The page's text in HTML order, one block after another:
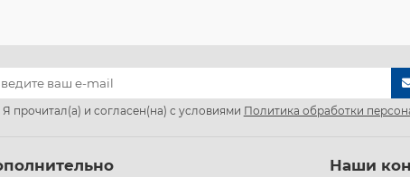
Я прочитал(а) и согласен(на) с условиями Политика обработки
Наши